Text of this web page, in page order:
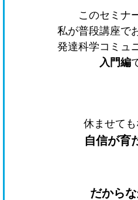
このセミナ
私が普段講座で
発達科学コミュ
入門編
休ませて
自信が育
だから